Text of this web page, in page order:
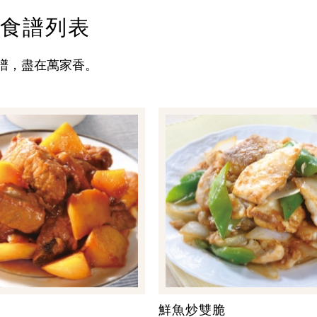
譜列表
，盡在萬家香。
鮮魚炒雙脆